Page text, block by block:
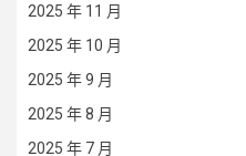
2025 年 11 月
2025 年 10 月
2025 年 9 月
2025 年 8 月
2025 年 7 月